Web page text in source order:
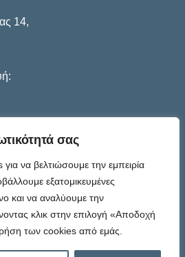
σας
να βελτιώσουμε την εμπειρία
εξατομικευμένες
και να αναλύουμε την
κλικ στην επιλογή «Αποδοχή
των cookies από εμάς.
14,